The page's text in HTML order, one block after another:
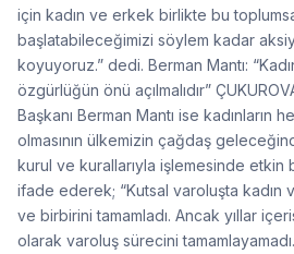
için kadın ve erkek birlikte bu
başlatabileceğimizi söylem kadar
koyuyoruz.” dedi. Berman Mantı:
özgürlüğün önü açılmalıdır”
Başkanı Berman Mantı ise kadınların
olmasının ülkemizin çağdaş
kurul ve kurallarıyla işlemesinde etkin
ifade ederek; “Kutsal varoluşta kadın
ve birbirini tamamladı. Ancak yıllar
olarak varoluş sürecini